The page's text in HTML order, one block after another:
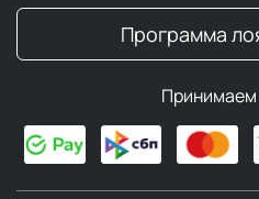
Программа
Принимаем